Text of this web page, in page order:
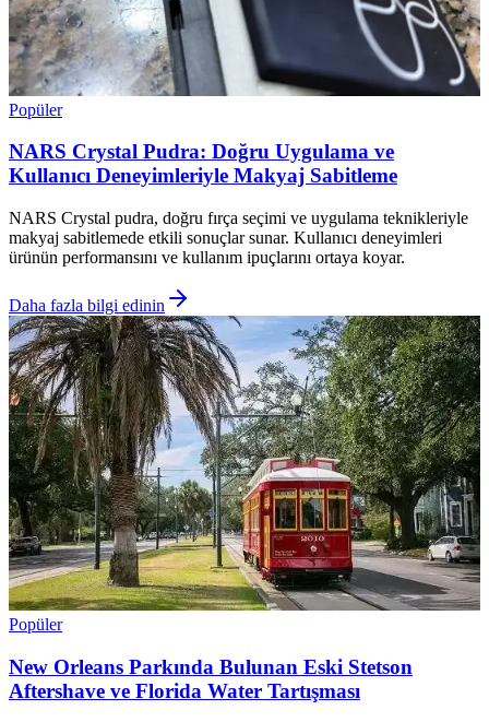
Popüler
NARS Crystal Pudra: Doğru Uygulama ve
Kullanıcı Deneyimleriyle Makyaj Sabitleme
NARS Crystal pudra, doğru fırça seçimi ve uygulama teknikleriyle
makyaj sabitlemede etkili sonuçlar sunar. Kullanıcı deneyimleri
ürünün performansını ve kullanım ipuçlarını ortaya koyar.
Daha fazla bilgi edinin
Popüler
New Orleans Parkında Bulunan Eski Stetson
Aftershave ve Florida Water Tartışması